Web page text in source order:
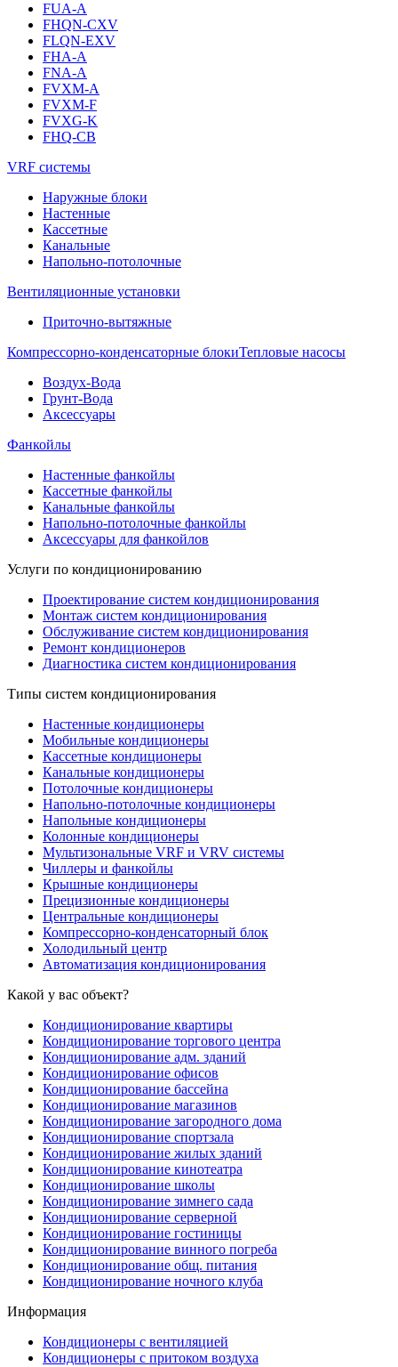
FUA-A
FHQN-CXV
FLQN-EXV
FHA-A
FNA-A
FVXM-A
FVXM-F
FVXG-K
FHQ-CB
VRF системы
Наружные блоки
Настенные
Кассетные
Канальные
Напольно-потолочные
Вентиляционные установки
Приточно-вытяжные
Компрессорно-конденсаторные блокиТепловые насосы
Воздух-Вода
Грунт-Вода
Аксессуары
Фанкойлы
Настенные фанкойлы
Кассетные фанкойлы
Канальные фанкойлы
Напольно-потолочные фанкойлы
Аксессуары для фанкойлов
Услуги по кондиционированию
Проектирование систем кондиционирования
Монтаж систем кондиционирования
Обслуживание систем кондиционирования
Ремонт кондиционеров
Диагностика систем кондиционирования
Типы систем кондиционирования
Настенные кондиционеры
Мобильные кондиционеры
Кассетные кондиционеры
Канальные кондиционеры
Потолочные кондиционеры
Напольно-потолочные кондиционеры
Напольные кондиционеры
Колонные кондиционеры
Мультизональные VRF и VRV системы
Чиллеры и фанкойлы
Крышные кондиционеры
Прецизионные кондиционеры
Центральные кондиционеры
Компрессорно-конденсаторный блок
Холодильный центр
Автоматизация кондиционирования
Какой у вас объект?
Кондиционирование квартиры
Кондиционирование торгового центра
Кондиционирование адм. зданий
Кондиционирование офисов
Кондиционирование бассейна
Кондиционирование магазинов
Кондиционирование загородного дома
Кондиционирование спортзала
Кондиционирование жилых зданий
Кондиционирование кинотеатра
Кондиционирование школы
Кондиционирование зимнего сада
Кондиционирование серверной
Кондиционирование гостиницы
Кондиционирование винного погреба
Кондиционирование общ. питания
Кондиционирование ночного клуба
Информация
Кондиционеры с вентиляцией
Кондиционеры с притоком воздуха